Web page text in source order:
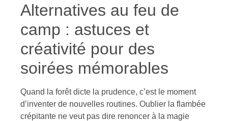
Alternatives au feu de
camp : astuces et
créativité pour des
soirées mémorables
Quand la forêt dicte la prudence, c’est le moment
d’inventer de nouvelles routines. Oublier la flambée
crépitante ne veut pas dire renoncer à la magie